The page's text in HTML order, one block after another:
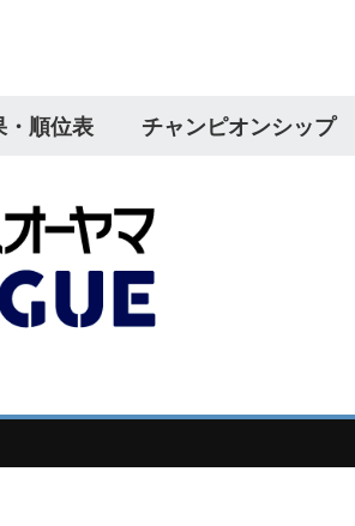
・順位表 チャンピオンシップ